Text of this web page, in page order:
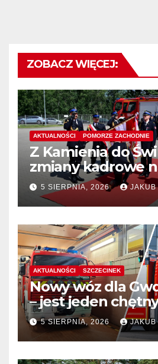
ZOBACZ WIĘCEJ:
AKTUALNOŚCI POMORZE ZACHODNIE
Z Kamienia do
zmiany kadrowe
stanowiskach
5 SIERPNIA, 2026 JAKUB
AKTUALNOŚCI SZCZECINEK
Nowy wóz dla
– jest jeden
dostawę
5 SIERPNIA, 2026 JAKUB